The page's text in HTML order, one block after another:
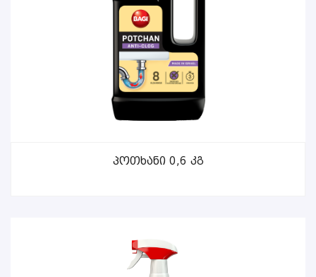
ᲕᲠᲪᲚᲐᲓ
Პოთხანი 0,6 Კგ